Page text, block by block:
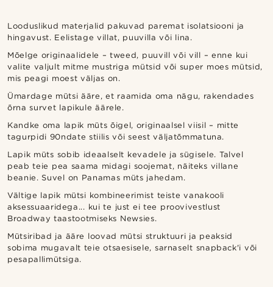
Looduslikud materjalid pakuvad paremat isolatsiooni ja
hingavust. Eelistage villat, puuvilla või lina.
Mõelge originaalidele – tweed, puuvill või vill – enne kui
valite valjult mitme mustriga mütsid või super moes mütsid,
mis peagi moest väljas on.
Ümardage mütsi ääre, et raamida oma nägu, rakendades
õrna survet lapikule äärele.
Kandke oma lapik müts õigel, originaalsel viisil – mitte
tagurpidi 90ndate stiilis või seest väljatõmmatuna.
Lapik müts sobib ideaalselt kevadele ja sügisele. Talvel
peab teie pea saama midagi soojemat, näiteks villane
beanie. Suvel on Panamas müts jahedam.
Vältige lapik mütsi kombineerimist teiste vanakooli
aksessuaaridega... kui te just ei tee proovivestlust
Broadway taastootmiseks Newsies.
Mütsiribad ja ääre loovad mütsi struktuuri ja peaksid
sobima mugavalt teie otsaesisele, sarnaselt snapback'i või
pesapallimütsiga.